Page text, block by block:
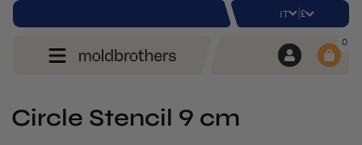
IT | £
0
Circle Stencil 9 cm